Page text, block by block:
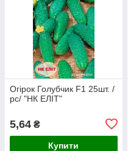
Огірок Голубчик F1 25шт. /
рс/ "НК ЕЛІТ"
5,64 ₴
Купити